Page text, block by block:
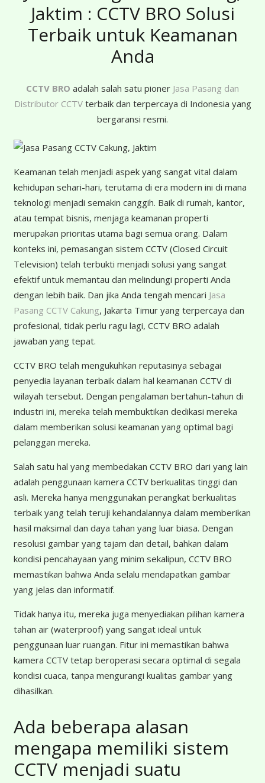
Jaktim : CCTV BRO Solusi
Terbaik untuk Keamanan
Anda
CCTV BRO adalah salah satu pioner Jasa Pasang dan
Distributor CCTVterbaik dan terpercaya di Indonesia yang
bergaransi resmi.
Keamanan telah menjadi aspek yang sangat vital dalam
kehidupan sehari-hari, terutama di era modern ini di mana
teknologi menjadi semakin canggih. Baik di rumah, kantor,
atau tempat bisnis, menjaga keamanan properti
merupakan prioritas utama bagi semua orang. Dalam
konteks ini, pemasangan sistem CCTV (Closed Circuit
Television) telah terbukti menjadi solusi yang sangat
efektif untuk memantau dan melindungi properti Anda
dengan lebih baik. Dan jika Anda tengah mencari Jasa
Pasang CCTV Cakung, Jakarta Timur yang terpercaya dan
profesional, tidak perlu ragu lagi, CCTV BRO adalah
jawaban yang tepat.
CCTV BRO telah mengukuhkan reputasinya sebagai
penyedia layanan terbaik dalam hal keamanan CCTV di
wilayah tersebut. Dengan pengalaman bertahun-tahun di
industri ini, mereka telah membuktikan dedikasi mereka
dalam memberikan solusi keamanan yang optimal bagi
pelanggan mereka.
Salah satu hal yang membedakan CCTV BRO dari yang lain
adalah penggunaan kamera CCTV berkualitas tinggi dan
asli. Mereka hanya menggunakan perangkat berkualitas
terbaik yang telah teruji kehandalannya dalam memberikan
hasil maksimal dan daya tahan yang luar biasa. Dengan
resolusi gambar yang tajam dan detail, bahkan dalam
kondisi pencahayaan yang minim sekalipun, CCTV BRO
memastikan bahwa Anda selalu mendapatkan gambar
yang jelas dan informatif.
Tidak hanya itu, mereka juga menyediakan pilihan kamera
tahan air (waterproof) yang sangat ideal untuk
penggunaan luar ruangan. Fitur ini memastikan bahwa
kamera CCTV tetap beroperasi secara optimal di segala
kondisi cuaca, tanpa mengurangi kualitas gambar yang
dihasilkan.
Ada beberapa alasan
mengapa memiliki sistem
CCTV menjadi suatu